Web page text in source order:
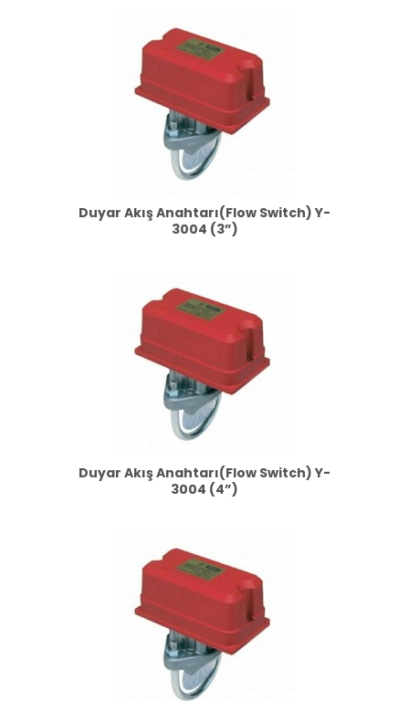
Duyar Akış Anahtarı(Flow Switch) Y-
3004 (3”)
Duyar Akış Anahtarı(Flow Switch) Y-
3004 (4”)